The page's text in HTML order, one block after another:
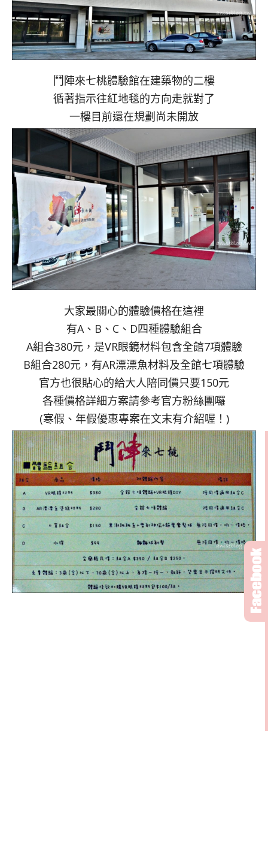
鬥陣來七桃體驗館在建築物的二樓
循著指示往紅地毯的方向走就對了
一樓目前還在規劃尚未開放
大家最關心的體驗價格在這裡
有A、B、C、D四種體驗組合
A組合380元，是VR眼鏡材料包含全館7項體驗
B組合280元，有AR漂漂魚材料及全館七項體驗
官方也很貼心的給大人陪同價只要150元
各種價格詳細方案請參考官方粉絲團囉
(寒假、年假優惠專案在文末有介紹喔！)